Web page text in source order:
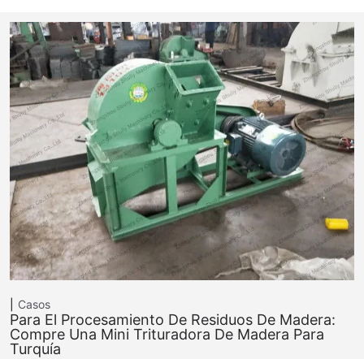
Casos
Para El Procesamiento De Residuos De Madera:
Compre Una Mini Trituradora De Madera Para
Turquía